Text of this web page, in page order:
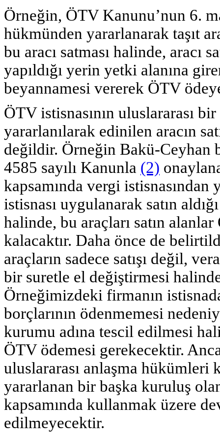
Örneğin, ÖTV Kanunu’nun 6.
hükmünden yararlanarak taşıt
bu aracı satması halinde, aracı
yapıldığı yerin yetki alanına
beyannamesi vererek ÖTV
ÖTV istisnasının uluslararası
yararlanılarak edinilen aracın
değildir. Örneğin Bakü-Ceyhan
4585 sayılı Kanunla (2)
kapsamında vergi
istisnası uygulanarak satın
halinde, bu araçları satın
kalacaktır. Daha önce de
araçların sadece satışı değil,
bir suretle el değiştirmesi
Örneğimizdeki firmanın
borçlarının ödenmemesi
kurumu adına tescil edilmesi
ÖTV ödemesi gerekecektir.
uluslararası anlaşma hükümleri
yararlanan bir başka kuruluş
kapsamında kullanmak üzere
edilmeyecektir.